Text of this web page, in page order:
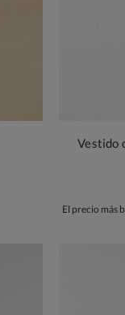
Vestido
El precio más